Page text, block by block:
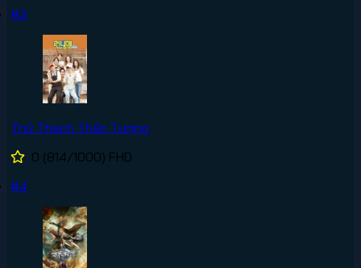
#3
Thử Thách Thần Tượng
0 (814/1000) FHD
#4